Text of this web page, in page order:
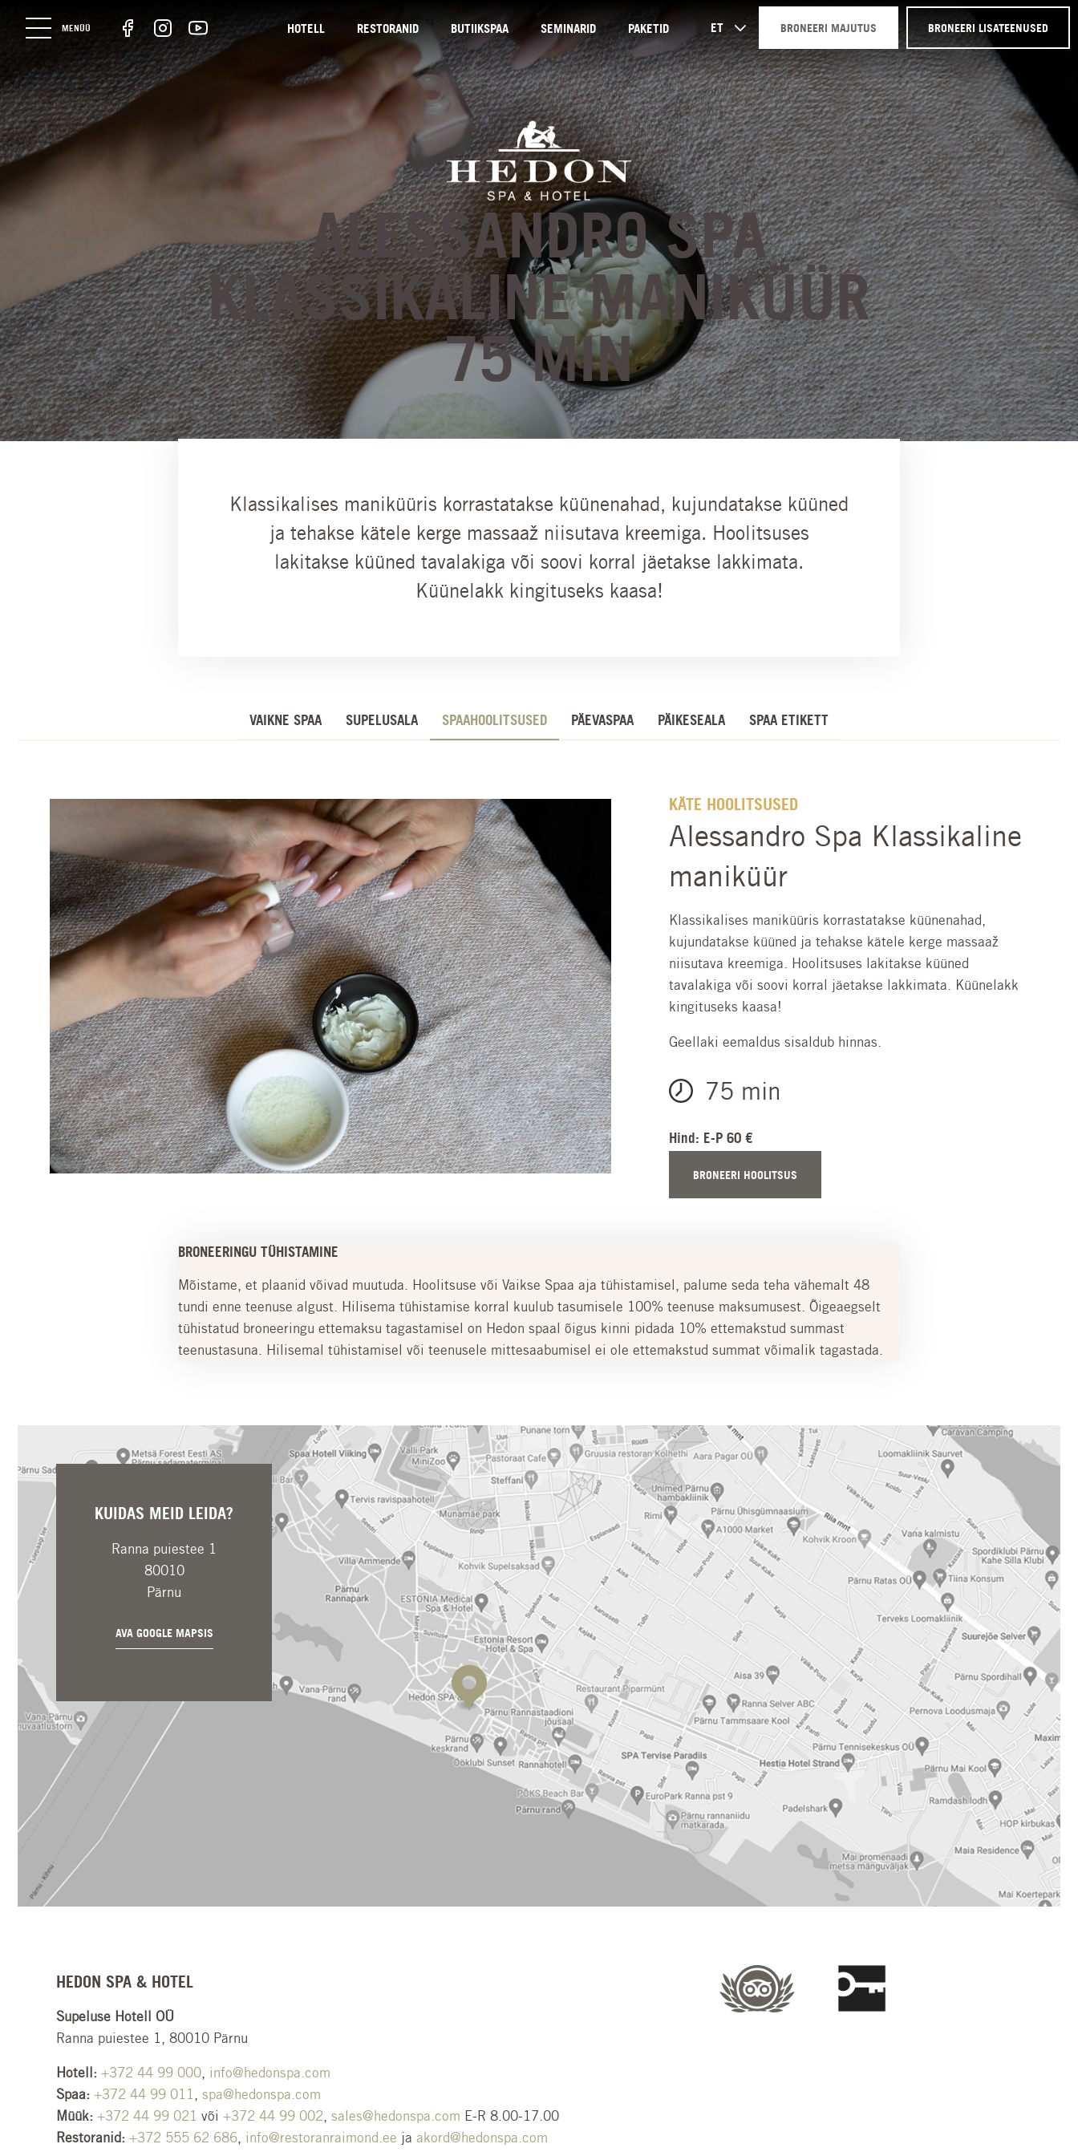
MENÜÜ HOTELL RESTORANID BUTIIKSPAA SEMINARID PAKETID ET BRONEERI MAJUTUS BRONEERI LISATEENUSED
ALESSANDRO SPA
KLASSIKALINE MANIKÜÜR
75 MIN
Klassikalises maniküüris korrastatakse küünenahad, kujundatakse küüned
ja tehakse kätele kerge massaaž niisutava kreemiga. Hoolitsuses
lakitakse küüned tavalakiga või soovi korral jäetakse lakkimata.
Küünelakk kingituseks kaasa!
VAIKNE SPAA SUPELUSALA SPAAHOOLITSUSED PÄEVASPAA PÄIKESEALA SPAA ETIKETT
KÄTE HOOLITSUSED
Alessandro Spa Klassikaline
maniküür
Klassikalises maniküüris korrastatakse küünenahad,
kujundatakse küüned ja tehakse kätele kerge massaaž
niisutava kreemiga. Hoolitsuses lakitakse küüned
tavalakiga või soovi korral jäetakse lakkimata. Küünelakk
kingituseks kaasa!
Geellaki eemaldus sisaldub hinnas.
75 min
Hind: E-P 60 €
BRONEERI HOOLITSUS
BRONEERINGU TÜHISTAMINE
Mõistame, et plaanid võivad muutuda. Hoolitsuse või Vaikse Spaa aja tühistamisel, palume seda teha vähemalt 48
tundi enne teenuse algust. Hilisema tühistamise korral kuulub tasumisele 100% teenuse maksumusest. Õigeaegselt
tühistatud broneeringu ettemaksu tagastamisel on Hedon spaal õigus kinni pidada 10% ettemakstud summast
teenustasuna. Hilisemal tühistamisel või teenusele mittesaabumisel ei ole ettemakstud summat võimalik tagastada.
KUIDAS MEID LEIDA?
Ranna puiestee 1
80010
Pärnu
AVA GOOGLE MAPSIS
HEDON SPA & HOTEL
Supeluse Hotell OÜ
Ranna puiestee 1, 80010 Pärnu
Hotell: +372 44 99 000, info@hedonspa.com
Spaa: +372 44 99 011, spa@hedonspa.com
Müük: +372 44 99 021 või +372 44 99 002, sales@hedonspa.com E-R 8.00-17.00
Restoranid: +372 555 62 686, info@restoranraimond.ee ja akord@hedonspa.com